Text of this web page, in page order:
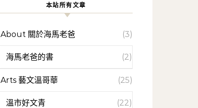
本站所有文章
About 關於海馬老爸 (3)
海馬老爸的書 (2)
Arts 藝文溫哥華 (25)
溫市好文青 (22)